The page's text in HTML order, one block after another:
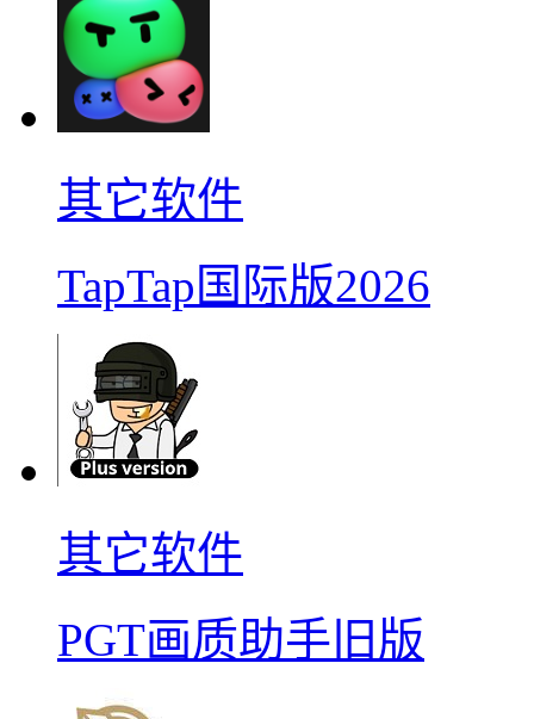
其它软件
TapTap国际版2026
其它软件
PGT画质助手旧版